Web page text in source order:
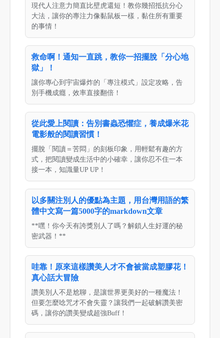
現代人注意力簡直比壁虎還短！教你幾招抵抗分心
大法，讓你的專注力像黏鼠板一樣，黏住所有重要
的事情！
救命啊！通知一直跳，教你一招擺脫「分心地
獄」！
讓你專心到宇宙爆炸的「專注模式」設定攻略，告
別手機成癮，效率直接翻倍！
從此愛上閱讀：告別書蟲恐懼症，養成爆米花
電影般的閱讀習慣！
擺脫「閱讀＝苦悶」的刻板印象，用輕鬆有趣的方
式，把閱讀變成生活中的小確幸，讓你忍不住一本
接一本，知識量UP UP！
以多關注別人的優點為主題，用台灣用語的繁
體中文寫一篇5000字的markdown文章
**嘿！你今天有誇獎別人了嗎？解鎖人生好運的秘
密武器！**
哇靠！原來這樣讚美人才不會被當成塑膠花！
真心話大冒險
讚美別人不是尬聊，是讓世界更美好的一種魔法！
但要怎麼唸咒才不會失靈？讓我們一起破解讚美密
碼，讓你的讚美變成超強Buff！